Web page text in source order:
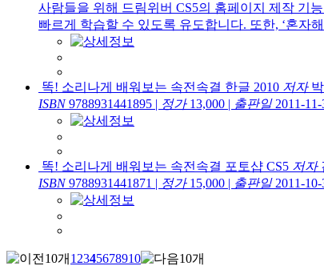
사람들을 위해 드림위버 CS5의 홈페이지 제작 기
빠르게 학습할 수 있도록 유도합니다. 또한, ‘혼자해
똑! 소리나게 배워보는 속전속결 한글 2010 저자박
ISBN9788931441895 | 정가13,000 | 출판일2011-11-
똑! 소리나게 배워보는 속전속결 포토샵 CS5 저자
ISBN9788931441871 | 정가15,000 | 출판일2011-10-
1 2345678910